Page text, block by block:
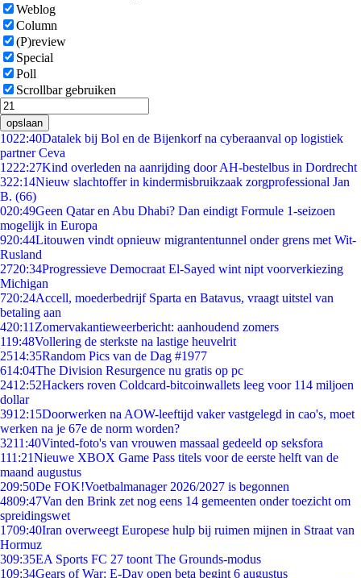
Weblog
Column
(P)review
Special
Poll
Scrollbar gebruiken
opslaan
1022:40Datalek bij Bol en de Bijenkorf na cyberaanval op logistiek
partner Ceva
1222:27Kind overleden na aanrijding door AH-bestelbus in Dordrecht
322:14Nieuw slachtoffer in kindermisbruikzaak zorgprofessional Jan
B. (66)
020:49Geen Qatar en Abu Dhabi? Dan eindigt Formule 1-seizoen
mogelijk in Europa
920:44Litouwen vindt opnieuw migrantentunnel onder grens met Wit-
Rusland
2720:34Progressieve Democraat El-Sayed wint nipt voorverkiezing
Michigan
720:24Accell, moederbedrijf Sparta en Batavus, vraagt uitstel van
betaling aan
420:11 Zomervakantieweerbericht: aanhoudend zomers
119:48Vollering de sterkste na lastige heuvelrit
2514:35Random Pics van de Dag #1977
614:04The Division Resurgence nu gratis op pc
2412:52Hackers roven Coldcard-bitcoinwallets leeg voor 114 miljoen
dollar
3912:15Doorwerken na AOW-leeftijd vaker vastgelegd in cao's, moet
werken na je 67e de norm worden?
3211:40Vinted-foto's van vrouwen massaal gedeeld op seksfora
111:21Nieuwe XBOX Game Pass titels voor de eerste helft van de
maand augustus
209:50De FOK!Voetbalmanager 2026/2027 is begonnen
4809:47Van den Brink zet nog eens 14 gemeenten onder toezicht om
spreidingswet
1709:40Iran overweegt Europese hulp bij ruimen mijnen in Straat van
Hormuz
309:35EA Sports FC 27 toont The Grounds-modus
109:34Gears of War: E-Day open beta begint 6 augustus